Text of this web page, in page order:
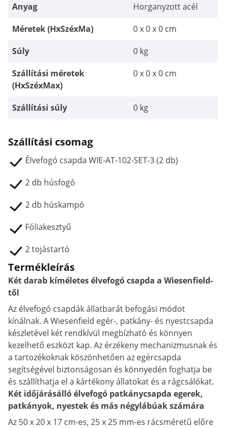
Anyag
Horganyzott acél
Méretek (HxSzéxMa)
0 x 0 x 0 cm
Súly
0 kg
Szállítási méretek
(HxSzéxMax)
0 x 0 x 0 cm
Szállítási súly 0 kg
Szállítási csomag
Élvefogó csapda WIE-AT-102-SET-3 (2 db)
2 db húsfogó
2 db húskampó
Fóliakesztyű
2 tojástartó
Termékleírás
Két darab kíméletes élvefogó csapda a Wiesenfield-
től
Az élvefogó csapdák állatbarát befogási módot
kínálnak. A Wiesenfield egér-, patkány- és nyestcsapda
készletével két rendkívül megbízható és könnyen
kezelhető eszközt kap. Az érzékeny mechanizmusnak és
a tartozékoknak köszönhetően az egércsapda
segítségével biztonságosan és könnyedén foghatja be
és szállíthatja el a kártékony állatokat és a rágcsálókat.
Két időjárásálló élvefogó patkánycsapda egerek,
patkányok, nyestek és más négylábúak számára
Az 50 x 20 x 17 cm-es, 25 x 25 mm-es rácsméretű előre